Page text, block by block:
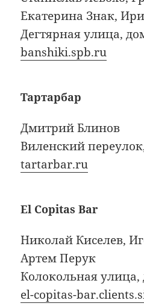
Екатерина Знак,
Дегтярная улица,
banshiki.spb.ru
Тартарбар
Дмитрий Блинов
Виленский
tartarbar.ru
El Copitas Bar
Николай Киселев,
Артем Перук
Колокольная улица,
el-copitas-